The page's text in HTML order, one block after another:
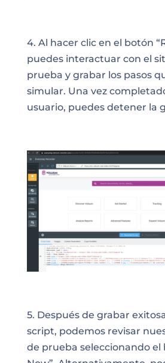
4. Al hacer clic en el botón
puedes interactuar con el
prueba y grabar los pasos
simular. Una vez
usuario, puedes detener la
5. Después de grabar
script, podemos revisar
de prueba seleccionando el